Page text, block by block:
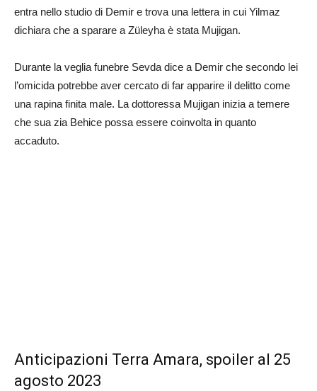
entra nello studio di Demir e trova una lettera in cui Yilmaz
dichiara che a sparare a Züleyha è stata Mujigan.
Durante la veglia funebre Sevda dice a Demir che secondo lei
l’omicida potrebbe aver cercato di far apparire il delitto come
una rapina finita male. La dottoressa Mujigan inizia a temere
che sua zia Behice possa essere coinvolta in quanto
accaduto.
Anticipazioni Terra Amara, spoiler al 25
agosto 2023